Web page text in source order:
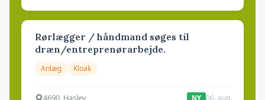
Rørlægger / håndmand søges til
dræn/entreprenørarbejde.
Anlæg Kloak
4690, Haslev NY 06. aug.